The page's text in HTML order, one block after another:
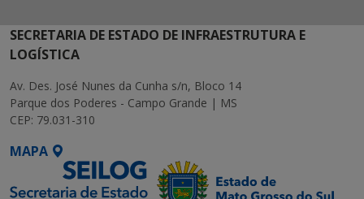
SECRETARIA DE ESTADO DE INFRAESTRUTURA E
LOGÍSTICA
Av. Des. José Nunes da Cunha s/n, Bloco 14
Parque dos Poderes - Campo Grande | MS
CEP: 79.031-310
MAPA